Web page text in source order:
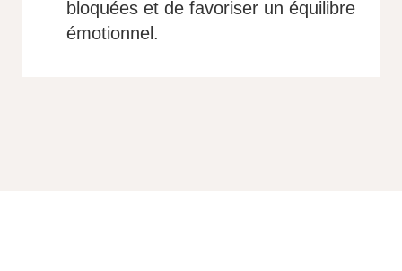
bloquées et de favoriser un équilibre
émotionnel.